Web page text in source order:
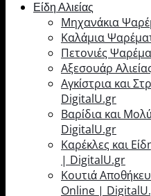
Είδη Αλιείας
Μηχανάκια
Καλάμια
Πετονιές
Αξεσουάρ
Αγκίστρια και
DigitalU.gr
Βαρίδια και
DigitalU.gr
Καρέκλες και
| DigitalU.gr
Κουτιά
Online |